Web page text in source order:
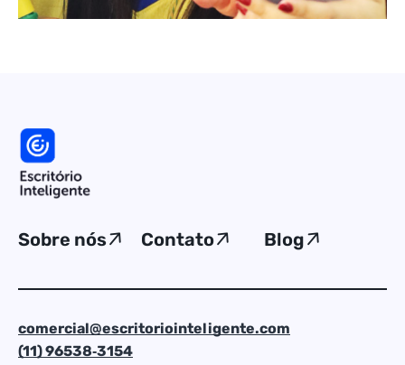
Sobre nós Contato Blog
comercial@escritoriointeligente.com
(11) 96538‑3154